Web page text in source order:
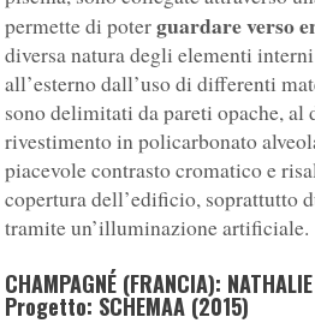
permette di poterguardare verso
diversa natura degli elementi
all’esterno dall’uso di differenti
sono delimitati da pareti opache, al
rivestimento in policarbonato
piacevole contrasto cromatico e
copertura dell’edificio, soprattutto
tramite un’illuminazione artificiale.
CHAMPAGNÉ (FRANCIA):
Progetto: SCHEMAA (2015)